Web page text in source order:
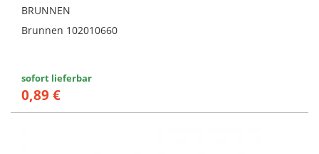
BRUNNEN
Brunnen 102010660
sofort lieferbar
0,89 €